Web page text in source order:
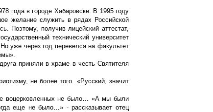
года в городе Хабаровске. В 1995 году
желание служить в рядах Российской
Поэтому, получив лицейский аттестат,
технический университет
уже через год перевелся на факультет
приняли в храме в честь Святителя
не более того. «Русский, значит
воцерковленных не было… «А мы были
еще не было…» - рассказывает отец